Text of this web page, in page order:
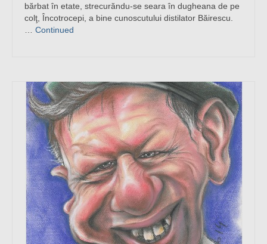
bărbat în etate, strecurăndu-se seara în dugheana de pe
colţ, Încotrocepi, a bine cunoscutului distilator Băirescu.
… Continued